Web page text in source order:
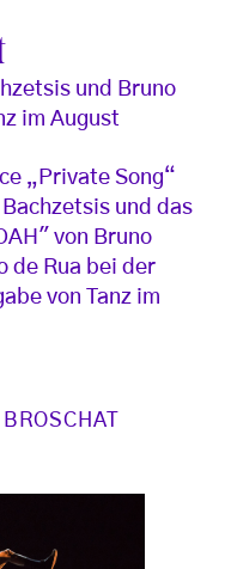
und Bruno
im August
„Private Song“
und das
von Bruno
de Rua bei der
von Tanz im